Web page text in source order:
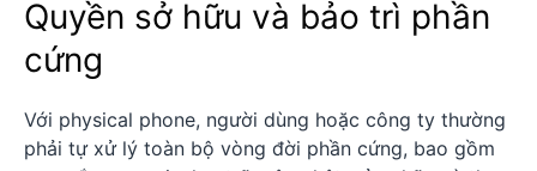
Quyền sở hữu và bảo trì phần
cứng
Với physical phone, người dùng hoặc công ty thường
phải tự xử lý toàn bộ vòng đời phần cứng, bao gồm